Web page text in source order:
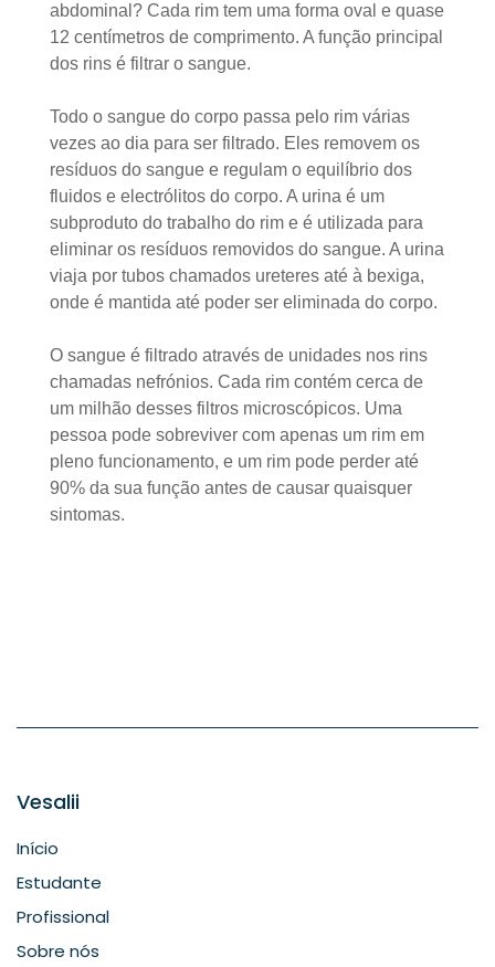
abdominal? Cada rim tem uma forma oval e quase
12 centímetros de comprimento. A função principal
dos rins é filtrar o sangue.
Todo o sangue do corpo passa pelo rim várias
vezes ao dia para ser filtrado. Eles removem os
resíduos do sangue e regulam o equilíbrio dos
fluidos e electrólitos do corpo. A urina é um
subproduto do trabalho do rim e é utilizada para
eliminar os resíduos removidos do sangue. A urina
viaja por tubos chamados ureteres até à bexiga,
onde é mantida até poder ser eliminada do corpo.
O sangue é filtrado através de unidades nos rins
chamadas nefrónios. Cada rim contém cerca de
um milhão desses filtros microscópicos. Uma
pessoa pode sobreviver com apenas um rim em
pleno funcionamento, e um rim pode perder até
90% da sua função antes de causar quaisquer
sintomas.
Vesalii
Início
Estudante
Profissional
Sobre nós